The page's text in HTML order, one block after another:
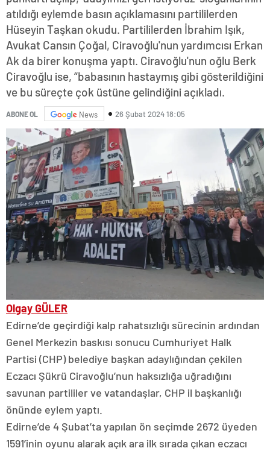
atıldığı eylemde basın açıklamasını partililerden
Hüseyin Taşkan okudu. Partililerden İbrahim Işık,
Avukat Cansın Çoğal, Ciravoğlu'nun yardımcısı Erkan
Ak da birer konuşma yaptı. Ciravoğlu'nun oğlu Berk
Ciravoğlu ise, “babasının hastaymış gibi gösterildiğini
ve bu süreçte çok üstüne gelindiğini açıkladı.
ABONE OL News 26 Şubat 2024 18:05
Olgay GÜLER
Edirne’de geçirdiği kalp rahatsızlığı sürecinin ardından
Genel Merkezin baskısı sonucu Cumhuriyet Halk
Partisi (CHP) belediye başkan adaylığından çekilen
Eczacı Şükrü Ciravoğlu’nun haksızlığa uğradığını
savunan partililer ve vatandaşlar, CHP il başkanlığı
önünde eylem yaptı.
Edirne’de 4 Şubat’ta yapılan ön seçimde 2672 üyeden
1591’inin oyunu alarak açık ara ilk sırada çıkan eczacı